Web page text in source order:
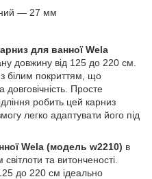
— 27 мм
для ванної Wela
довжину від 125 до 220 см.
білим покриттям, що
довговічність. Просте
робить цей карниз
легко адаптувати його під
Wela (модель w2210) в
та витонченості.
до 220 см ідеально